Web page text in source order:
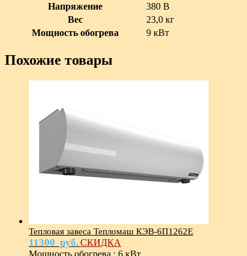
Напряжение
380 В
Вес
23,0 кг
Мощность обогрева
9 кВт
Похожие товары
Тепловая завеса Тепломаш КЭВ-6П1262Е
11300 руб.СКИДКА
Мощность обогрева : 6 кВт